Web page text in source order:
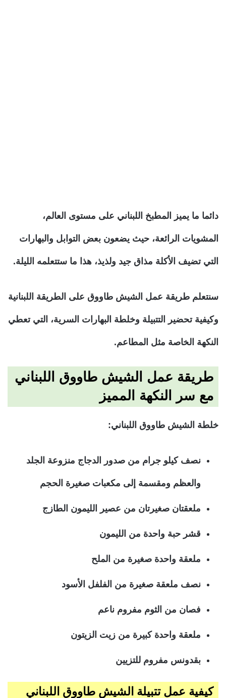
دائما ما يميز المطبخ اللبناني على مستوى العالم،
المشويات الرائعة، حيث يضعون بعض التوابل والبهارات
التي تضيف الأكلة مذاق جيد ولذيذ، هذا ما ستتعلمه الليلة.
سنتعلم طريقة عمل الشيش طاووق على الطريقة اللبنانية
وكيفية تحضير التتبيلة وخلطة البهارات السرية، التي تعطي
النكهة الخاصة مثل المطاعم.
طريقة عمل الشيش طاووق اللبناني
مع سر النكهة المميز
خلطة الشيش طاووق اللبناني:
نصف كيلو جرام من صدور الدجاج منزوعة الجلد
والعظم ومقسمة إلى مكعبات صغيرة الحجم
ملعقتان صغيرتان من عصير الليمون الطازج
قشر حبة واحدة من الليمون
ملعقة واحدة صغيرة من الملح
نصف ملعقة صغيرة من الفلفل الأسود
فصان من الثوم مفروم ناعم
ملعقة واحدة كبيرة من زيت الزيتون
بقدونس مفروم للتزيين
كيفية عمل تتبيلة الشيش طاووق اللبناني